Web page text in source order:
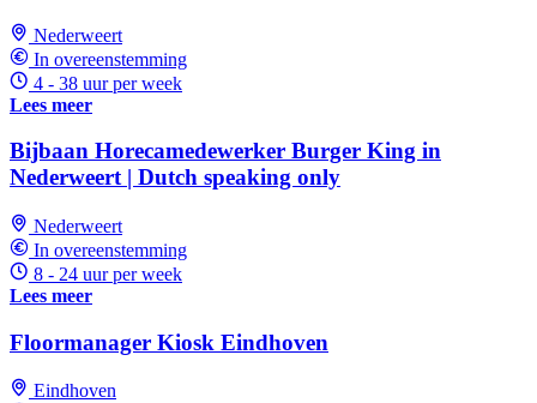
Nederweert
In overeenstemming
4 - 38 uur per week
Lees meer
Bijbaan Horecamedewerker Burger King in
Nederweert | Dutch speaking only
Nederweert
In overeenstemming
8 - 24 uur per week
Lees meer
Floormanager Kiosk Eindhoven
Eindhoven